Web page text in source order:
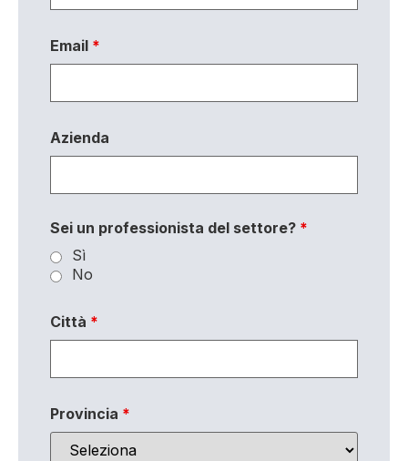
Email *
Azienda
Sei un professionista del settore? *
Sì
No
Città *
Provincia *